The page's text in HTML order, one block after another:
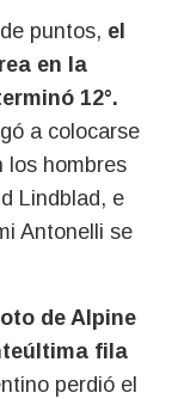
puntos, el
en la
12°.
a colocarse
los hombres
Lindblad, e
Antonelli se
de Alpine
fila
perdió el